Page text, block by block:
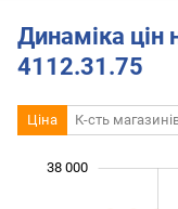
Динаміка цін
4112.31.75
Ціна К-сть
38 000